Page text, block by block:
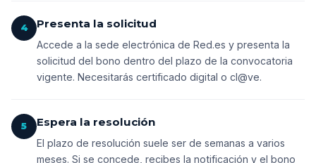
4 Presenta la solicitud
Accede a la sede electrónica de Red.es y presenta la
solicitud del bono dentro del plazo de la convocatoria
vigente. Necesitarás certificado digital o cl@ve.
5 Espera la resolución
El plazo de resolución suele ser de semanas a varios
meses. Si se concede, recibes la notificación y el bono